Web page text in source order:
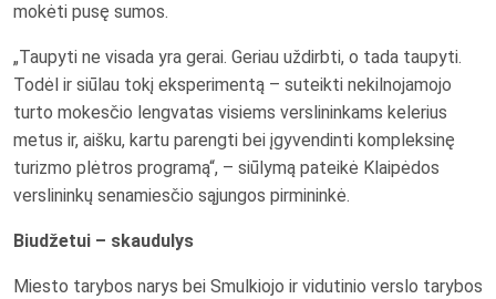
mokėti pusę sumos.
„Taupyti ne visada yra gerai. Geriau uždirbti, o tada taupyti.
Todėl ir siūlau tokį eksperimentą – suteikti nekilnojamojo
turto mokesčio lengvatas visiems verslininkams kelerius
metus ir, aišku, kartu parengti bei įgyvendinti kompleksinę
turizmo plėtros programą“, – siūlymą pateikė Klaipėdos
verslininkų senamiesčio sąjungos pirmininkė.
Biudžetui – skaudulys
Miesto tarybos narys bei Smulkiojo ir vidutinio verslo tarybos